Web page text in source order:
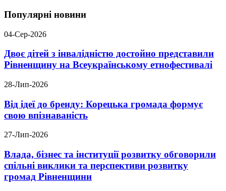
Популярні новини
04-Сер-2026
Двоє дітей з інвалідністю достойно представили
Рівненщину на Всеукраїнському етнофестивалі
28-Лип-2026
Від ідеї до бренду: Корецька громада формує
свою впізнаваність
27-Лип-2026
Влада, бізнес та інституції розвитку обговорили
спільні виклики та перспективи розвитку
громад Рівненщини